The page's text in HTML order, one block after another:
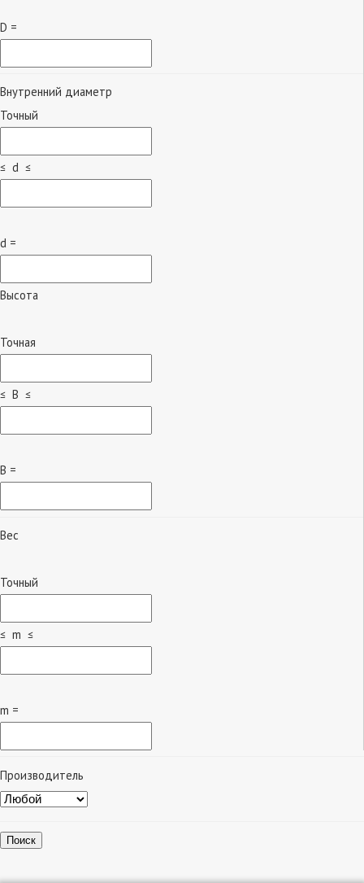
D =
Внутренний диаметр
Точный
≤ d ≤
d =
Высота
Точная
≤ B ≤
B =
Вес
Точный
≤ m ≤
m =
Производитель
Поиск